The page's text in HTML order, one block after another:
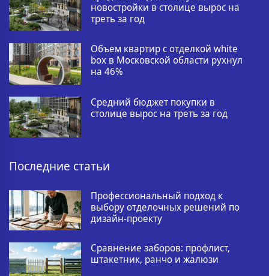
новостройки в столице вырос на
треть за год
Объем квартир с отделкой white
box в Московской области рухнул
на 46%
Средний бюджет покупки в
столице вырос на треть за год
Последние статьи
Профессиональный подход к
выбору отделочных решений по
дизайн-проекту
Сравнение заборов: профлист,
штакетник, ранчо и жалюзи